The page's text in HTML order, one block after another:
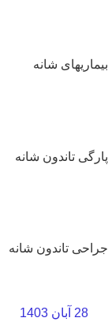
شانه
تاندون شانه
تاندون شانه
28 آبان 1403